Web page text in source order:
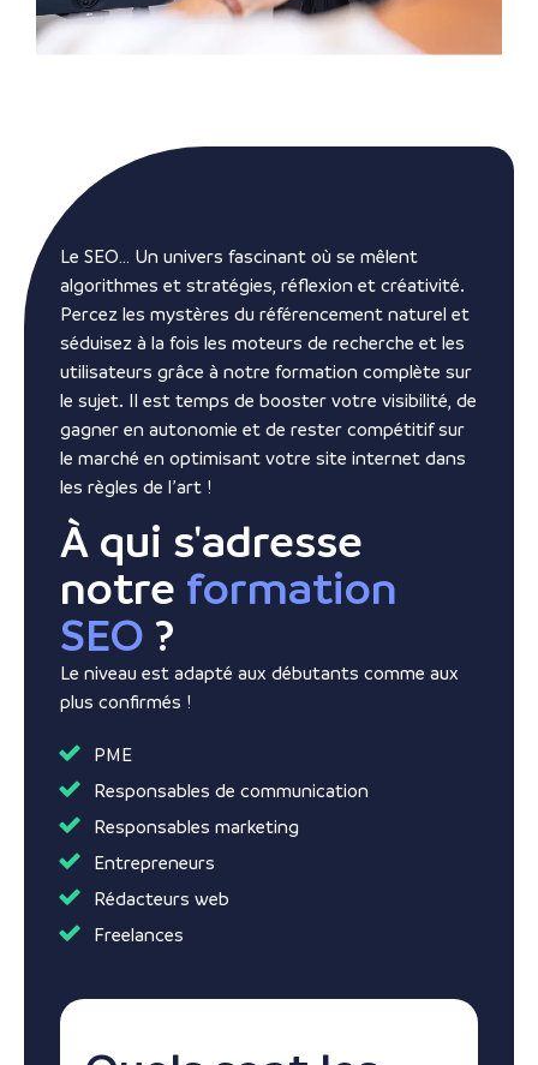
Le SEO… Un univers fascinant où se mêlent
algorithmes et stratégies, réflexion et créativité.
Percez les mystères du référencement naturel et
séduisez à la fois les moteurs de recherche et les
utilisateurs grâce à notre formation complète sur
le sujet. Il est temps de booster votre visibilité, de
gagner en autonomie et de rester compétitif sur
le marché en optimisant votre site internet dans
les règles de l’art !
À qui s'adresse
notre formation
SEO ?
Le niveau est adapté aux débutants comme aux
plus confirmés !
PME
Responsables de communication
Responsables marketing
Entrepreneurs
Rédacteurs web
Freelances